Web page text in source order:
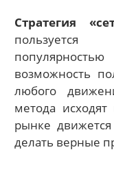
новости…
Стратегия
возможность
любого
метода
рынке
делать верные